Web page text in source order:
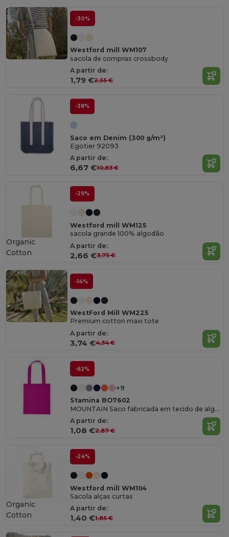
-30%
Westford mill WM107
sacola de compras crossbody
A partir de:
1,79 €2,55 €
-38%
Saco em Denim (300 g/m²)
Egotier 92093
A partir de:
6,67 €10,83 €
-29%
Westford mill WM125
sacola grande 100% algodão
A partir de:
2,66 €3,75 €
Organic
Cotton
-14%
WestFord Mill WM225
Premium cotton maxi tote
A partir de:
3,74 €4,34 €
-62%
+9
Stamina BO7602
MOUNTAIN Saco fabricada em tecido de algodão de cores variadas
A partir de:
1,08 €2,87 €
-24%
Westford mill WM104
Sacola alças curtas
A partir de:
1,40 €1,85 €
Organic
Cotton